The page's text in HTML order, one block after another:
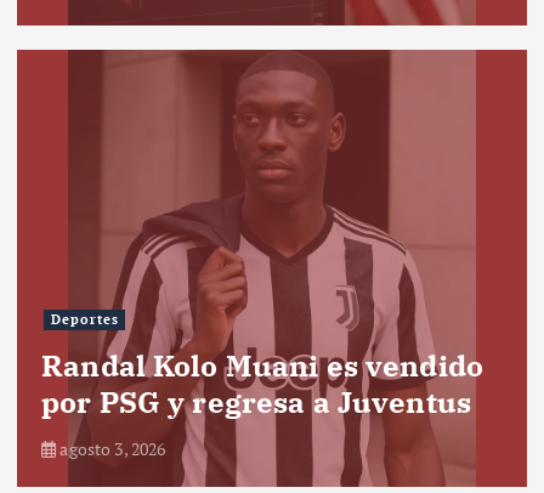
Deportes
Randal Kolo Muani es vendido
por PSG y regresa a Juventus
agosto 3, 2026